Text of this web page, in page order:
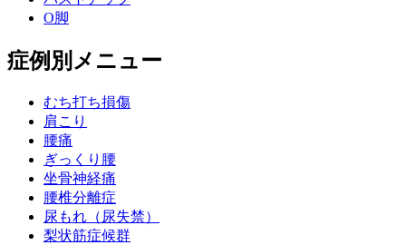
O脚
症例別メニュー
むち打ち損傷
肩こり
腰痛
ぎっくり腰
坐骨神経痛
腰椎分離症
尿もれ（尿失禁）
梨状筋症候群